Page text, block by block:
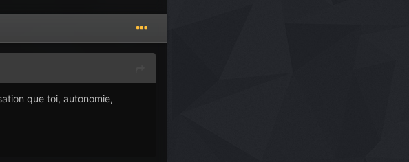
que toi, autonomie,